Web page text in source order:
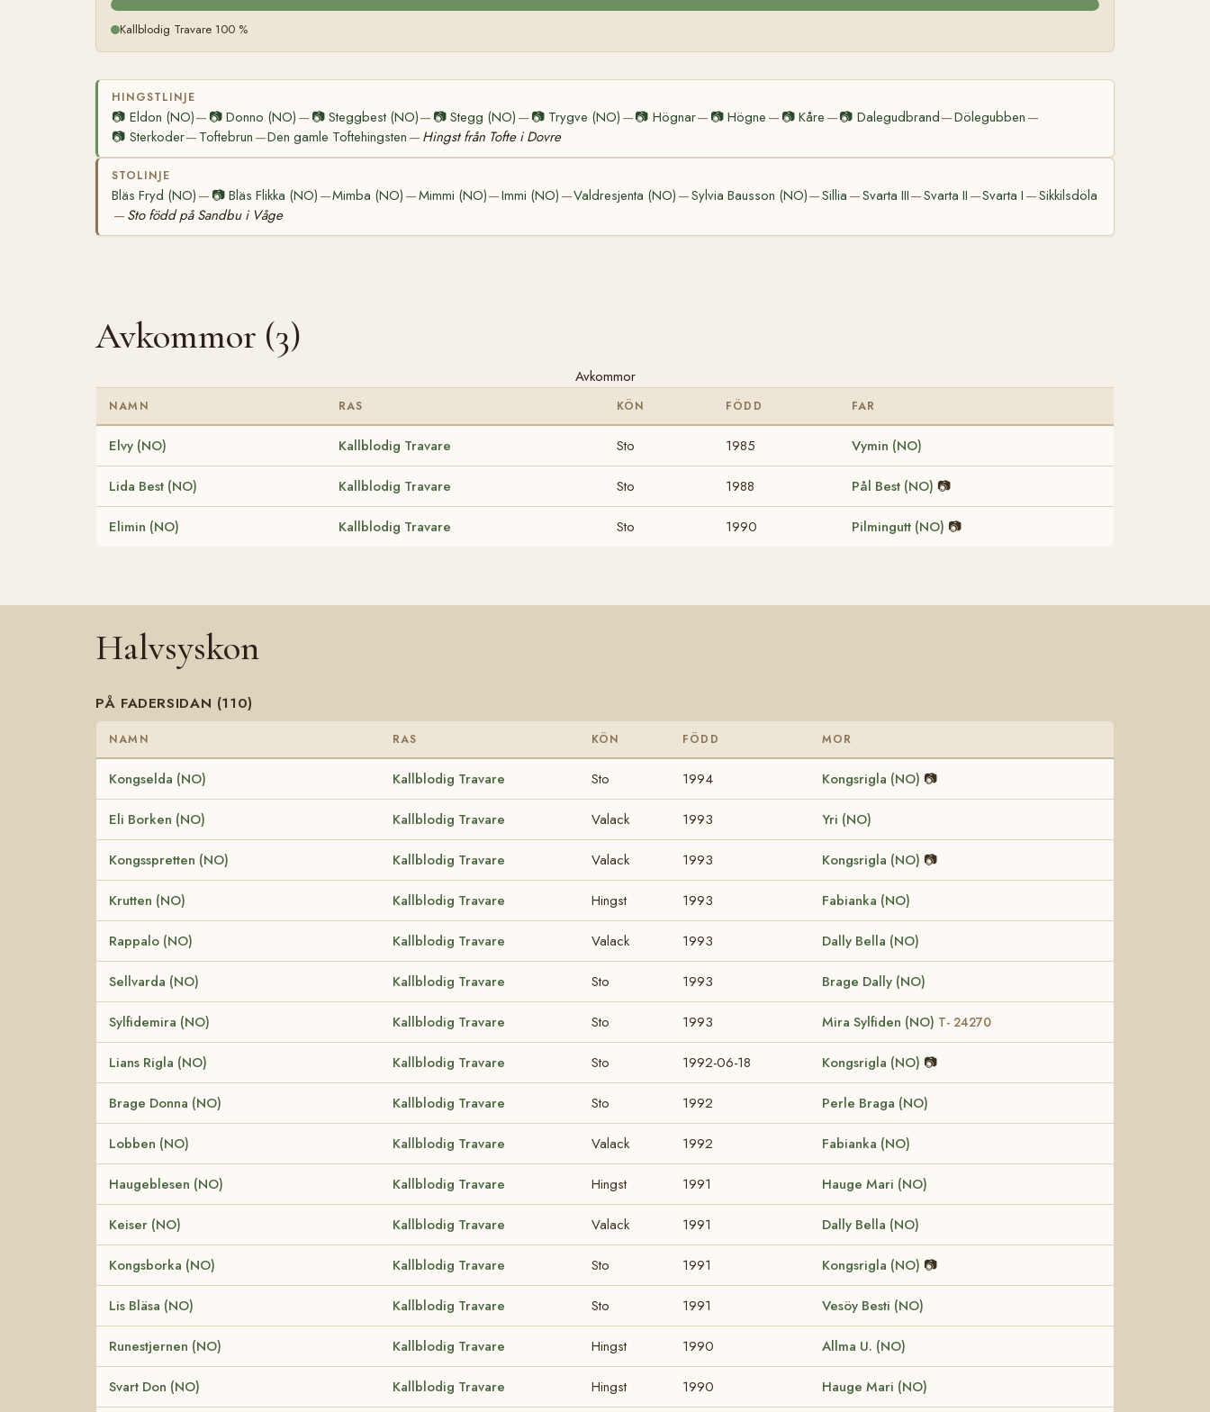
Kallblodig Travare 100 %
HINGSTLINJE
📷 Eldon (NO)— 📷Donno (NO) — 📷 Steggbest (NO)— 📷 Stegg (NO) — 📷 Trygve (NO) —📷 Högnar— 📷Högne — 📷Kåre —📷 Dalegudbrand—Dölegubben —
📷 Sterkoder— Toftebrun —Den gamle Toftehingsten — Hingst från Tofte i Dovre
STOLINJE
Bläs Fryd (NO) — 📷Bläs Flikka (NO) —Mimba (NO) —Mimmi (NO)—Immi (NO) —Valdresjenta (NO) —Sylvia Bausson (NO)—Sillia —Svarta III—Svarta II —Svarta I —Sikkilsdöla
— Sto född på Sandbu i Våge
Avkommor (3)
Avkommor
NAMN RAS KÖN FÖDD FAR
Elvy (NO) Kallblodig Travare Sto 1985 Vymin (NO)
Lida Best (NO) Kallblodig Travare Sto 1988 Pål Best (NO) 📷
Elimin (NO) Kallblodig Travare Sto 1990 Pilmingutt (NO) 📷
Halvsyskon
PÅ FADERSIDAN (110)
NAMN RAS KÖN FÖDD MOR
Kongselda (NO) Kallblodig Travare Sto 1994 Kongsrigla (NO) 📷
Eli Borken (NO) Kallblodig Travare Valack 1993 Yri (NO)
Kongsspretten (NO) Kallblodig Travare Valack 1993 Kongsrigla (NO) 📷
Krutten (NO) Kallblodig Travare Hingst 1993 Fabianka (NO)
Rappalo (NO) Kallblodig Travare Valack 1993 Dally Bella (NO)
Sellvarda (NO) Kallblodig Travare Sto 1993 Brage Dally (NO)
Sylfidemira (NO) Kallblodig Travare Sto 1993 Mira Sylfiden (NO) T- 24270
Lians Rigla (NO) Kallblodig Travare Sto 1992-06-18 Kongsrigla (NO) 📷
Brage Donna (NO) Kallblodig Travare Sto 1992 Perle Braga (NO)
Lobben (NO) Kallblodig Travare Valack 1992 Fabianka (NO)
Haugeblesen (NO) Kallblodig Travare Hingst 1991 Hauge Mari (NO)
Keiser (NO) Kallblodig Travare Valack 1991 Dally Bella (NO)
Kongsborka (NO) Kallblodig Travare Sto 1991 Kongsrigla (NO) 📷
Lis Bläsa (NO) Kallblodig Travare Sto 1991 Vesöy Besti (NO)
Runestjernen (NO) Kallblodig Travare Hingst 1990 Allma U. (NO)
Svart Don (NO) Kallblodig Travare Hingst 1990 Hauge Mari (NO)